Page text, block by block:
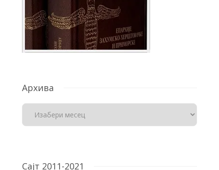
Архива
Сајт 2011-2021